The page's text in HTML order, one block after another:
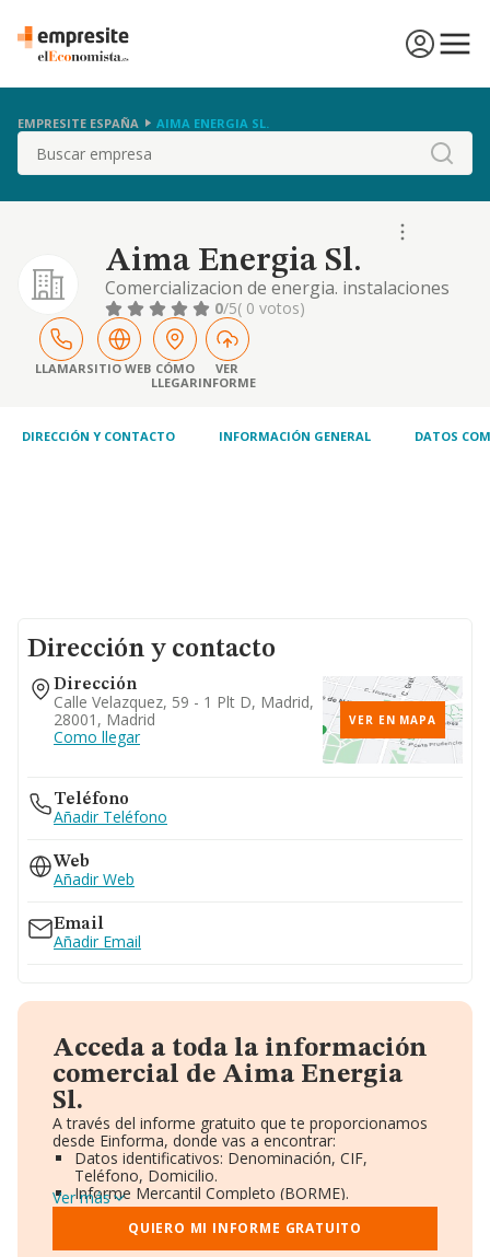
EMPRESITE ESPAÑA AIMA ENERGIA SL.
Buscar
Aima Energia Sl.
Comercializacion de energia. instalaciones
electricas, de gas, telefonia, suministro de
agua. comercio menor de material electrico.
instalaciones de alarmas. servicio de
mantenimiento integral a edificios,
comunidades de propietarios. transporte
propias y ajen
0/5( 0 votos)
LLAMARSITIO WEB CÓMO
LLEGAR
VER
INFORME
DIRECCIÓN Y CONTACTO INFORMACIÓN GENERAL DATOS
Dirección y contacto
Dirección
Calle Velazquez, 59 - 1 Plt D, Madrid,
28001, Madrid
Como llegar
VER EN MAPA
Teléfono
Añadir Teléfono
Web
Añadir Web
Email
Añadir Email
Acceda a toda la información
comercial de Aima Energia
Sl.
A través del informe gratuito que te proporcionamos
desde Einforma, donde vas a encontrar:
Datos identificativos: Denominación, CIF,
Teléfono, Domicilio.
Informe Mercantil Completo (BORME).
Gráficos de Evolución Ventas y Empleados.
Consejo de Administración y Administradores.
Directivos y Ejecutivos.
Ver más
QUIERO MI INFORME GRATUITO